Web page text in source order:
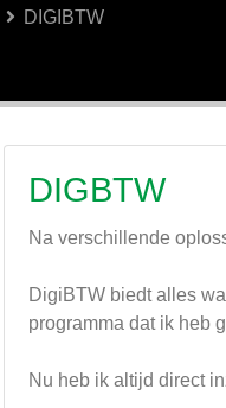
DIGIBTW
DIGBTW
Na verschillende
DigiBTW biedt alles
programma dat ik heb
Nu heb ik altijd direct